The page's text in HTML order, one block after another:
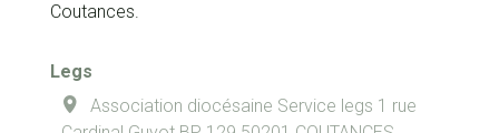
Coutances.
Legs
Association diocésaine Service legs 1 rue